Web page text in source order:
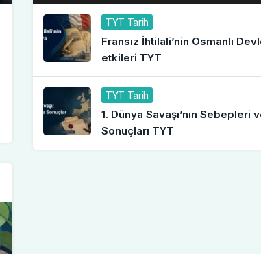
TYT Tarih
Fransız İhtilali’nin Osmanlı
etkileri TYT
TYT Tarih
1. Dünya Savaşı’nın Sebepleri
Sonuçları TYT